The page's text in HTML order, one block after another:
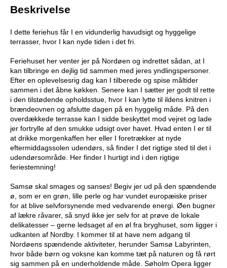
Beskrivelse
I dette feriehus får I en vidunderlig havudsigt og hyggelige
terrasser, hvor I kan nyde tiden i det fri.
Feriehuset her venter jer på Nordøen og indrettet sådan, at I
kan tilbringe en dejlig tid sammen med jeres yndlingspersoner.
Efter en oplevelsesrig dag kan I tilberede og spise måltider
sammen i det åbne køkken. Senere kan I sætter jer godt til rette
i den tilstødende opholdsstue, hvor I kan lytte til ildens knitren i
brændeovnen og afslutte dagen på en hyggelig måde. På den
overdækkede terrasse kan I sidde beskyttet mod vejret og lade
jer fortrylle af den smukke udsigt over havet. Hvad enten I er til
at drikke morgenkaffen her eller I foretrækker at nyde
eftermiddagssolen udendørs, så finder I det rigtige sted til det i
udendørsområde. Her finder I hurtigt ind i den rigtige
feriestemning!
Samsø skal smages og sanses! Begiv jer ud på den spændende
ø, som er en grøn, lille perle og har vundet europæiske priser
for at blive selvforsynende med vedvarende energi. Øen bugner
af lækre råvarer, så snyd ikke jer selv for at prøve de lokale
delikatesser – gerne ledsaget af en øl fra bryghuset, som ligger i
udkanten af Nordby. I kommer til at have nem adgang til
Nordøens spændende aktiviteter, herunder Samsø Labyrinten,
hvor både børn og voksne kan komme tæt på naturen og få rørt
sig sammen på en underholdende måde. Søholm Opera ligger